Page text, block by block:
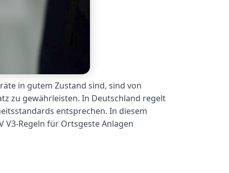
in gutem Zustand sind, sind von
zu gewährleisten. In Deutschland regelt
entsprechen. In diesem
Regeln für Ortsgeste Anlagen